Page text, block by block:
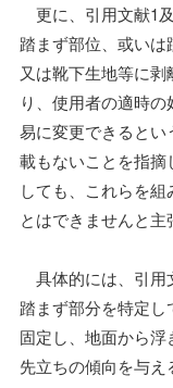
更に、引用文献1
踏まず部位、或い
又は靴下生地等に
り、使用者の適時
易に変更できると
載もないことを指摘
しても、これらを
とはできませんと主
具体的には、引用
踏まず部分を特定
固定し、地面から
先立ちの傾向を与え